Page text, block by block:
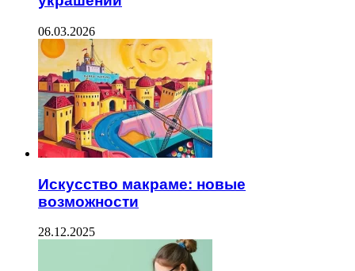
06.03.2026
Искусство макраме: новые
возможности
28.12.2025